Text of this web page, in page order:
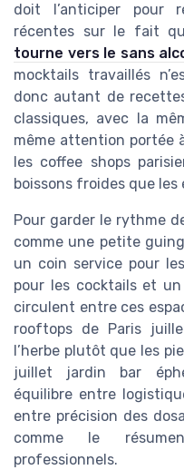
doit l’anticiper pour
récentes sur le fait
tourne vers le sans
mocktails travaillés
donc autant de
classiques, avec la
même attention portée
les coffee shops
boissons froides que les
Pour garder le rythme
comme une petite
un coin service pour
pour les cocktails et
circulent entre ces
rooftops de Paris
l’herbe plutôt que les
juillet jardin bar
équilibre entre
entre précision des
comme le
professionnels.